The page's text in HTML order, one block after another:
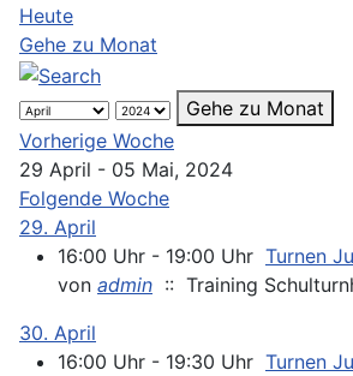
Heute
Gehe zu Monat
Gehe zu Monat
Vorherige Woche
29 April - 05 Mai, 2024
Folgende Woche
29. April
16:00 Uhr - 19:00 Uhr Turnen
von admin :: Training
30. April
16:00 Uhr - 19:30 Uhr Turnen